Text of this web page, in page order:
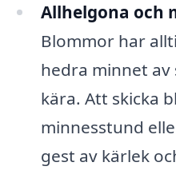
Allhelgona och
Blommor har
hedra minnet av
kära. Att skicka
minnesstund
gest av kärlek